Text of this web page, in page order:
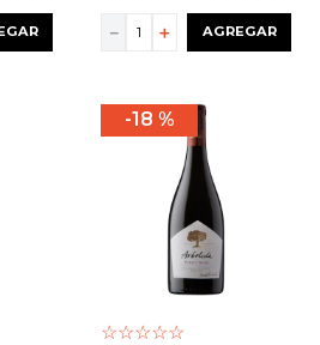
＋
－ AGREGAR
18 %
☆☆☆☆☆